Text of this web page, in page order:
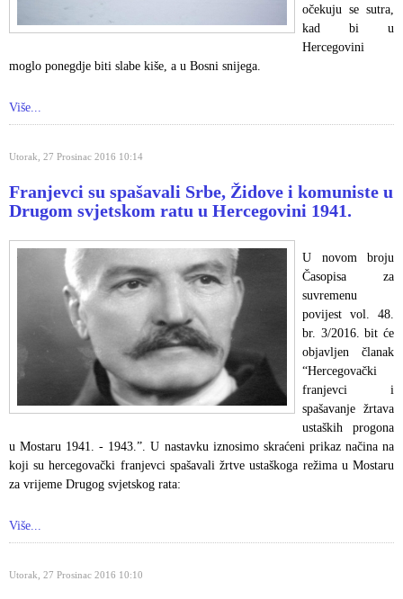
očekuju se sutra,
kad bi u
Hercegovini
moglo ponegdje biti slabe kiše, a u Bosni snijega.
Više...
Utorak, 27 Prosinac 2016 10:14
Franjevci su spašavali Srbe, Židove i komuniste u
Drugom svjetskom ratu u Hercegovini 1941.
U novom broju
Časopisa za
suvremenu
povijest vol. 48.
br. 3/2016. bit će
objavljen članak
“Hercegovački
franjevci i
spašavanje žrtava
ustaških progona
u Mostaru 1941. - 1943.”. U nastavku iznosimo skraćeni prikaz načina na
koji su hercegovački franjevci spašavali žrtve ustaškoga režima u Mostaru
za vrijeme Drugog svjetskog rata:
Više...
Utorak, 27 Prosinac 2016 10:10